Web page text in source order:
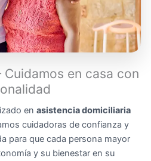
en casa con
en asistencia domiciliaria
cuidadoras de confianza y
para que cada persona mayor
y su bienestar en su